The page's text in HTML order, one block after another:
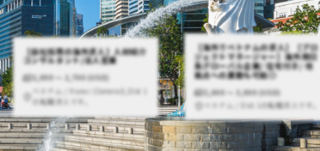
【自社採用の海外求人】人材紹介
コンサルタント/法人営業
2,000 〜 2,700 (USD)
ベトナム / Hanoi (General),Dist 1
の転職求人です。
【海外でベトナムの求人】【プロ
ジェクトマネージャー】海外発日
系グローバル企業/ 住宅付き/ 他
拠点への異動も可能◎
2,000 〜 3,000 (USD)
ベトナム / Dist 1の転職求人です。